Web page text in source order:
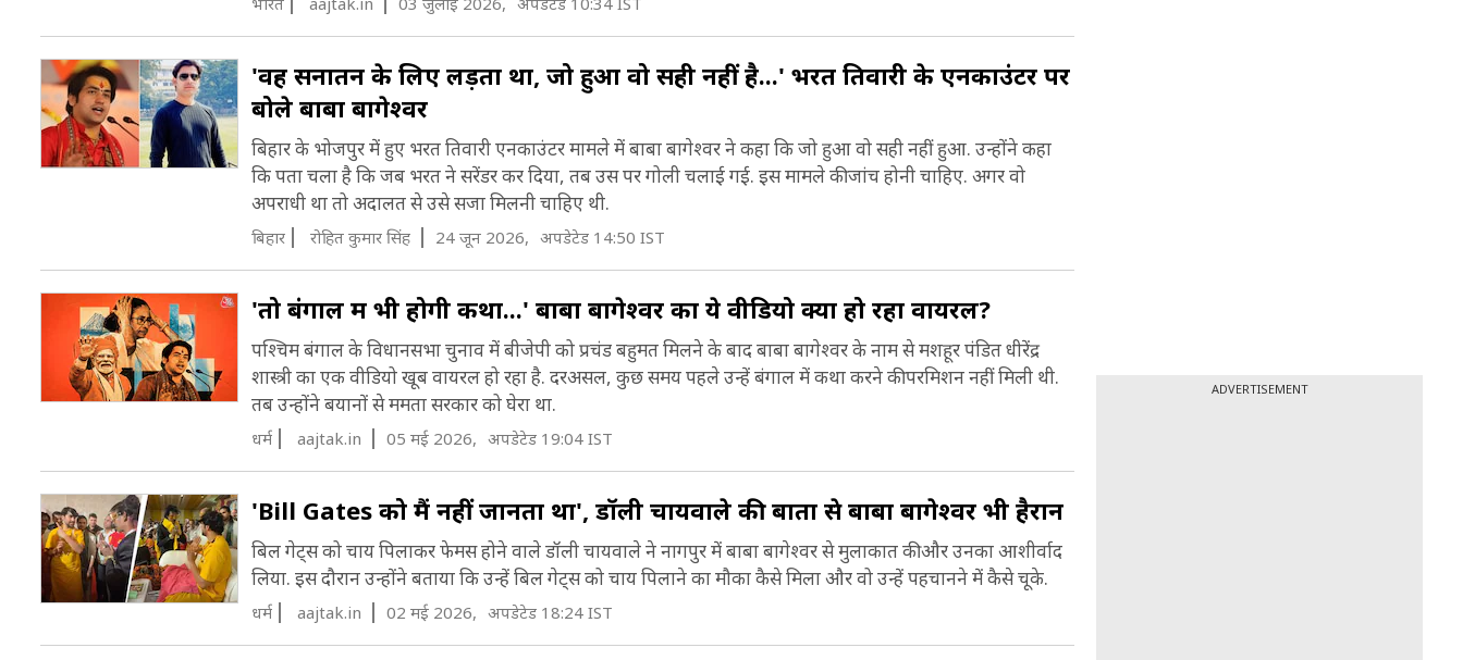
भी आरोप लगाया है. जब मीडिया में विवाद शुरू हुआ, तो शास्त्री ने
जानना चाहता है. स्वामी रामदेव, सद्गुरु जग्गी वासुदेव, रामभद्राचार्य,
साध्वी प्राची, प्रज्ञा ठाकुर और राजनेता गिरिराज सिंह जैसे कई प्रमुख
हिंदू धार्मिक नेता उनके समर्थन में आए (Dhirendra Shastri
Controversy).
दरबार में आए थे. 22 जनवरी 2023 को कई हिंदू संगठनों ने बागेश्वर
धाम सरकार के प्रमुख पुजारी शास्त्री के समर्थन में नई दिल्ली में जंतर
मंतर पर भी विरोध प्रदर्शन किया.
'वह सनातन के लिए लड़ता था, जो हुआ वो सही नहीं है...' भरत तिवारी के एनकाउंटर पर
बोले बाबा बागेश्वर
बिहार के भोजपुर में हुए भरत तिवारी एनकाउंटर मामले में बाबा बागेश्वर ने कहा कि जो हुआ वो सही नहीं हुआ. उन्होंने कहा
कि पता चला है कि जब भरत ने सरेंडर कर दिया, तब उस पर गोली चलाई गई. इस मामले की जांच होनी चाहिए. अगर वो
अपराधी था तो अदालत से उसे सजा मिलनी चाहिए थी.
बिहार रोहित कुमार सिंह 24 जून 2026, अपडेटेड 14:50 IST
'तो बंगाल में भी होगी कथा...' बाबा बागेश्वर का ये वीडियो क्यों हो रहा वायरल?
पश्चिम बंगाल के विधानसभा चुनाव में बीजेपी को प्रचंड बहुमत मिलने के बाद बाबा बागेश्वर के नाम से मशहूर पंडित धीरेंद्र
शास्त्री का एक वीडियो खूब वायरल हो रहा है. दरअसल, कुछ समय पहले उन्हें बंगाल में कथा करने की परमिशन नहीं मिली थी.
तब उन्होंने बयानों से ममता सरकार को घेरा था.
धर्म aajtak.in 05 मई 2026, अपडेटेड 19:04 IST
'Bill Gates को मैं नहीं जानता था', डॉली चायवाले की बातों से बाबा बागेश्वर भी हैरान
बिल गेट्स को चाय पिलाकर फेमस होने वाले डॉली चायवाले ने नागपुर में बाबा बागेश्वर से मुलाकात की और उनका आशीर्वाद
लिया. इस दौरान उन्होंने बताया कि उन्हें बिल गेट्स को चाय पिलाने का मौका कैसे मिला और वो उन्हें पहचानने में कैसे चूके.
धर्म aajtak.in 02 मई 2026, अपडेटेड 18:24 IST
ADVERTISEMENT